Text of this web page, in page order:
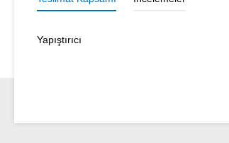
Yapıştırıcı